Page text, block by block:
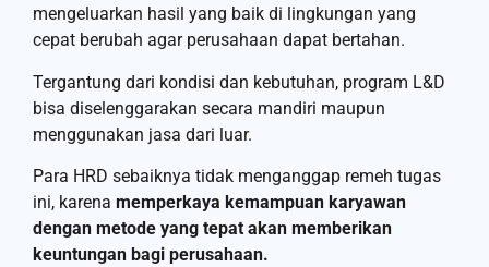
mengeluarkan hasil yang baik di lingkungan yang
cepat berubah agar perusahaan dapat bertahan.
Tergantung dari kondisi dan kebutuhan, program L&D
bisa diselenggarakan secara mandiri maupun
menggunakan jasa dari luar.
Para HRD sebaiknya tidak menganggap remeh tugas
ini, karena memperkaya kemampuan karyawan
dengan metode yang tepat akan memberikan
keuntungan bagi perusahaan.